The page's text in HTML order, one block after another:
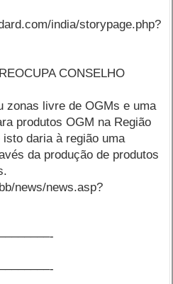
india/storypage.php?
CONSELHO
zonas livre de OGMs e uma
produtos OGM na Região
daria à região uma
da produção de produtos
news/news.asp?